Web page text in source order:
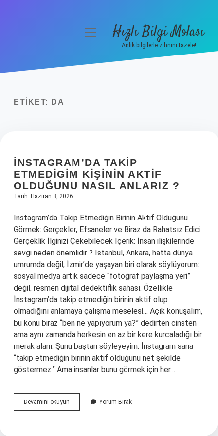
Yasal Uyarı
menüyüHızlı Bilgi Molası
Anlık bilgilerle zihnini tazele!
ETIKET: DA
İNSTAGRAM’DA TAKIP
ETMEDIGIM KIŞININ AKTIF
OLDUĞUNU NASIL ANLARIZ ?
Tarih: Haziran 3, 2026
İnstagram’da Takip Etmediğin Birinin Aktif Olduğunu
Görmek: Gerçekler, Efsaneler ve Biraz da Rahatsız Edici
Gerçeklik İlginizi Çekebilecek İçerik: İnsan ilişkilerinde
sevgi neden önemlidir ? İstanbul, Ankara, hatta dünya
umrumda değil; İzmir’de yaşayan biri olarak söylüyorum:
sosyal medya artık sadece “fotoğraf paylaşma yeri”
değil, resmen dijital dedektiflik sahası. Özellikle
İnstagram’da takip etmediğin birinin aktif olup
olmadığını anlamaya çalışma meselesi… Açık konuşalım,
bu konu biraz “ben ne yapıyorum ya?” dedirten cinsten
ama aynı zamanda herkesin en az bir kere kurcaladığı bir
merak alanı. Şunu baştan söyleyeyim: İnstagram sana
“takip etmediğin birinin aktif olduğunu net şekilde
göstermez.” Ama insanlar bunu görmek için her…
Devamını okuyun İnstagram’da
takip
Yorum Bırak